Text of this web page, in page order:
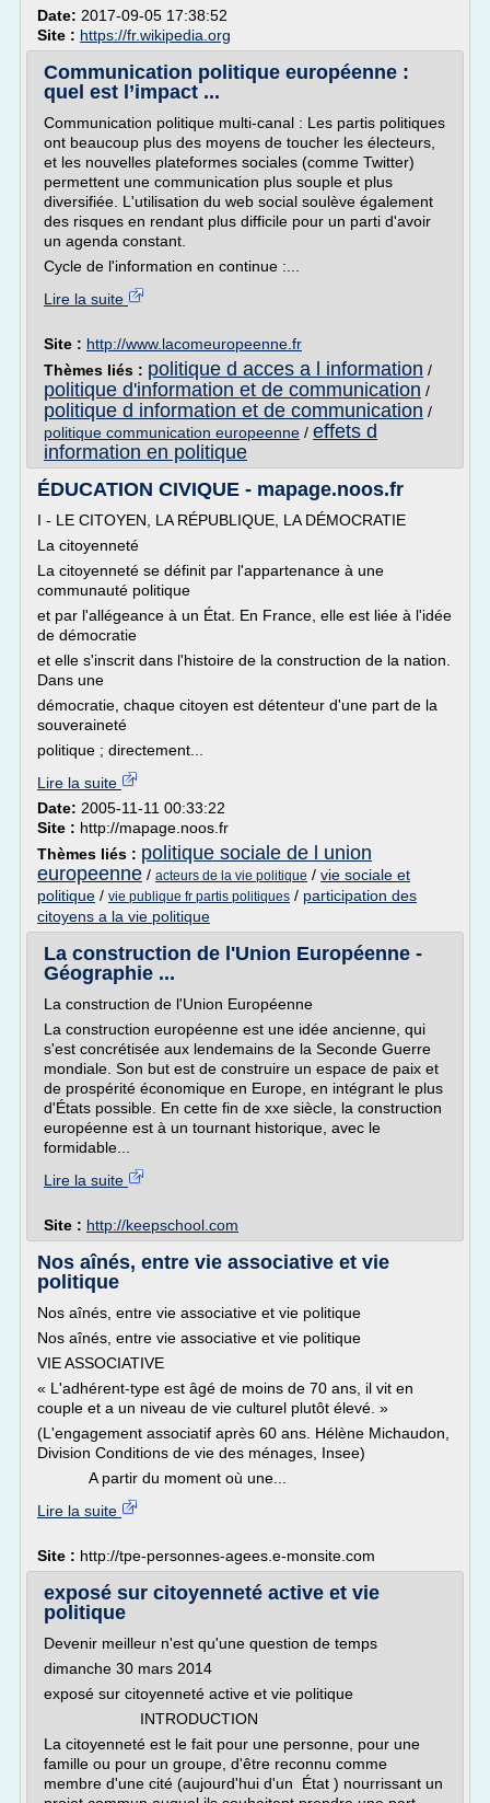
Date: 2017-09-05 17:38:52
Site : https://fr.wikipedia.org
Communication politique européenne :
quel est l’impact ...
Communication politique multi-canal : Les partis politiques
ont beaucoup plus des moyens de toucher les électeurs,
et les nouvelles plateformes sociales (comme Twitter)
permettent une communication plus souple et plus
diversifiée. L'utilisation du web social soulève également
des risques en rendant plus difficile pour un parti d'avoir
un agenda constant.
Cycle de l'information en continue :...
Lire la suite
Site : http://www.lacomeuropeenne.fr
Thèmes liés : politique d acces a l information /
politique d'information et de communication /
politique d information et de communication /
politique communication europeenne / effets d
information en politique
ÉDUCATION CIVIQUE - mapage.noos.fr
I - LE CITOYEN, LA RÉPUBLIQUE, LA DÉMOCRATIE
La citoyenneté
La citoyenneté se définit par l'appartenance à une
communauté politique
et par l'allégeance à un État. En France, elle est liée à l'idée
de démocratie
et elle s'inscrit dans l'histoire de la construction de la nation.
Dans une
démocratie, chaque citoyen est détenteur d'une part de la
souveraineté
politique ; directement...
Lire la suite
Date: 2005-11-11 00:33:22
Site : http://mapage.noos.fr
Thèmes liés : politique sociale de l union
europeenne / acteurs de la vie politique / vie sociale et
politique / vie publique fr partis politiques / participation des
citoyens a la vie politique
La construction de l'Union Européenne -
Géographie ...
La construction de l'Union Européenne
La construction européenne est une idée ancienne, qui
s'est concrétisée aux lendemains de la Seconde Guerre
mondiale. Son but est de construire un espace de paix et
de prospérité économique en Europe, en intégrant le plus
d'États possible. En cette fin de xxe siècle, la construction
européenne est à un tournant historique, avec le
formidable...
Lire la suite
Site : http://keepschool.com
Nos aînés, entre vie associative et vie
politique
Nos aînés, entre vie associative et vie politique
Nos aînés, entre vie associative et vie politique
VIE ASSOCIATIVE
« L'adhérent-type est âgé de moins de 70 ans, il vit en
couple et a un niveau de vie culturel plutôt élevé. »
(L'engagement associatif après 60 ans. Hélène Michaudon,
Division Conditions de vie des ménages, Insee)
A partir du moment où une...
Lire la suite
Site : http://tpe-personnes-agees.e-monsite.com
exposé sur citoyenneté active et vie
politique
Devenir meilleur n'est qu'une question de temps
dimanche 30 mars 2014
exposé sur citoyenneté active et vie politique
INTRODUCTION
La citoyenneté est le fait pour une personne, pour une
famille ou pour un groupe, d'être reconnu comme
membre d'une cité (aujourd'hui d'un État ) nourrissant un